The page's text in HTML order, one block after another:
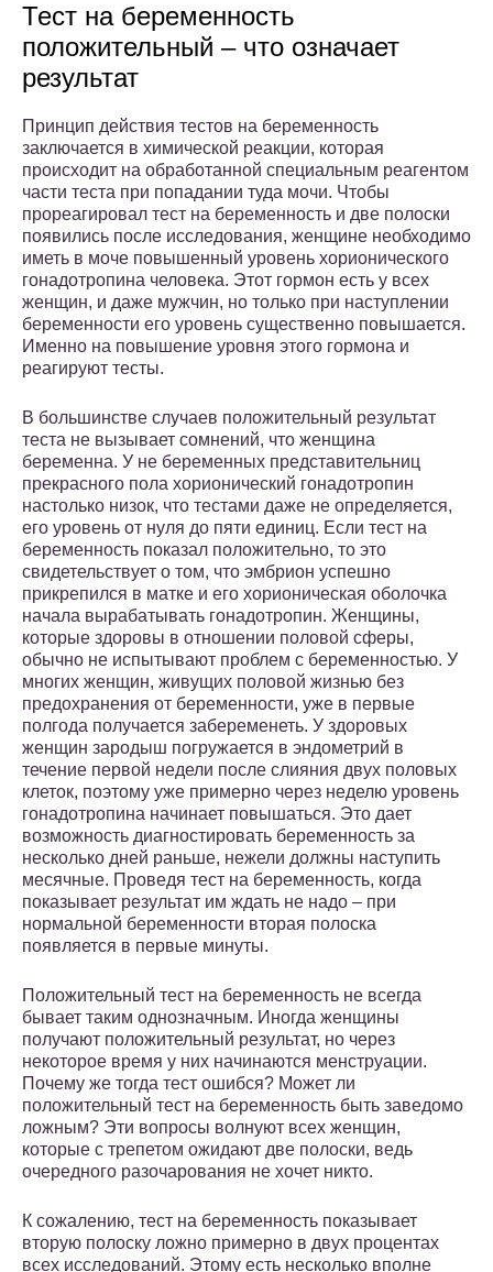
Тест на беременность
положительный – что означает
результат
Принцип действия тестов на беременность
заключается в химической реакции, которая
происходит на обработанной специальным реагентом
части теста при попадании туда мочи. Чтобы
прореагировал тест на беременность и две полоски
появились после исследования, женщине необходимо
иметь в моче повышенный уровень хорионического
гонадотропина человека. Этот гормон есть у всех
женщин, и даже мужчин, но только при наступлении
беременности его уровень существенно повышается.
Именно на повышение уровня этого гормона и
реагируют тесты.
В большинстве случаев положительный результат
теста не вызывает сомнений, что женщина
беременна. У не беременных представительниц
прекрасного пола хорионический гонадотропин
настолько низок, что тестами даже не определяется,
его уровень от нуля до пяти единиц. Если тест на
беременность показал положительно, то это
свидетельствует о том, что эмбрион успешно
прикрепился в матке и его хорионическая оболочка
начала вырабатывать гонадотропин. Женщины,
которые здоровы в отношении половой сферы,
обычно не испытывают проблем с беременностью. У
многих женщин, живущих половой жизнью без
предохранения от беременности, уже в первые
полгода получается забеременеть. У здоровых
женщин зародыш погружается в эндометрий в
течение первой недели после слияния двух половых
клеток, поэтому уже примерно через неделю уровень
гонадотропина начинает повышаться. Это дает
возможность диагностировать беременность за
несколько дней раньше, нежели должны наступить
месячные. Проведя тест на беременность, когда
показывает результат им ждать не надо – при
нормальной беременности вторая полоска
появляется в первые минуты.
Положительный тест на беременность не всегда
бывает таким однозначным. Иногда женщины
получают положительный результат, но через
некоторое время у них начинаются менструации.
Почему же тогда тест ошибся? Может ли
положительный тест на беременность быть заведомо
ложным? Эти вопросы волнуют всех женщин,
которые с трепетом ожидают две полоски, ведь
очередного разочарования не хочет никто.
К сожалению, тест на беременность показывает
вторую полоску ложно примерно в двух процентах
всех исследований. Этому есть несколько вполне